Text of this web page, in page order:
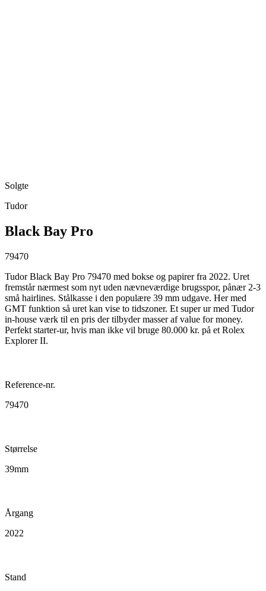
Solgte
Tudor
Black Bay Pro
79470
Tudor Black Bay Pro 79470 med bokse og papirer fra 2022. Uret
fremstår nærmest som nyt uden nævneværdige brugsspor, pånær 2-3
små hairlines. Stålkasse i den populære 39 mm udgave. Her med
GMT funktion så uret kan vise to tidszoner. Et super ur med Tudor
in-house værk til en pris der tilbyder masser af value for money.
Perfekt starter-ur, hvis man ikke vil bruge 80.000 kr. på et Rolex
Explorer II.
Reference-nr.
79470
Størrelse
39mm
Årgang
2022
Stand